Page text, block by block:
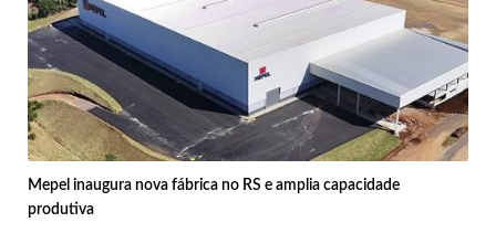
Mepel inaugura nova fábrica no RS e amplia capacidade
produtiva